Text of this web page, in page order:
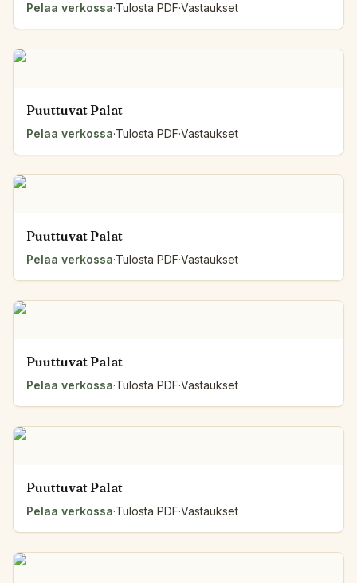
Pelaa verkossa·Tulosta PDF·Vastaukset
Puuttuvat Palat
Pelaa verkossa·Tulosta PDF·Vastaukset
Puuttuvat Palat
Pelaa verkossa·Tulosta PDF·Vastaukset
Puuttuvat Palat
Pelaa verkossa·Tulosta PDF·Vastaukset
Puuttuvat Palat
Pelaa verkossa·Tulosta PDF·Vastaukset